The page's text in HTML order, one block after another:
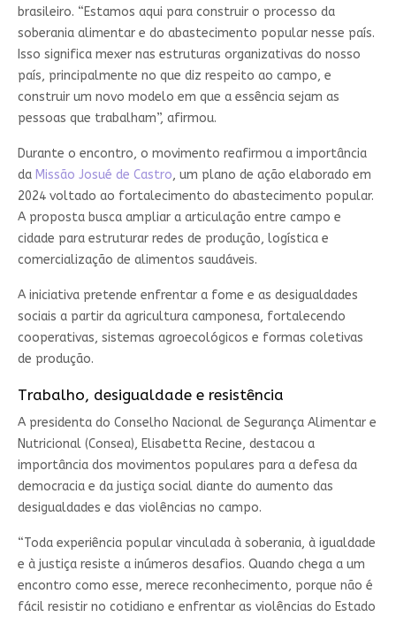
brasileiro. “Estamos aqui para construir o processo da
soberania alimentar e do abastecimento popular nesse país.
Isso significa mexer nas estruturas organizativas do nosso
país, principalmente no que diz respeito ao campo, e
construir um novo modelo em que a essência sejam as
pessoas que trabalham”, afirmou.
Durante o encontro, o movimento reafirmou a importância
da Missão Josué de Castro, um plano de ação elaborado em
2024 voltado ao fortalecimento do abastecimento popular.
A proposta busca ampliar a articulação entre campo e
cidade para estruturar redes de produção, logística e
comercialização de alimentos saudáveis.
A iniciativa pretende enfrentar a fome e as desigualdades
sociais a partir da agricultura camponesa, fortalecendo
cooperativas, sistemas agroecológicos e formas coletivas
de produção.
Trabalho, desigualdade e resistência
A presidenta do Conselho Nacional de Segurança Alimentar e
Nutricional (Consea), Elisabetta Recine, destacou a
importância dos movimentos populares para a defesa da
democracia e da justiça social diante do aumento das
desigualdades e das violências no campo.
“Toda experiência popular vinculada à soberania, à igualdade
e à justiça resiste a inúmeros desafios. Quando chega a um
encontro como esse, merece reconhecimento, porque não é
fácil resistir no cotidiano e enfrentar as violências do Estado